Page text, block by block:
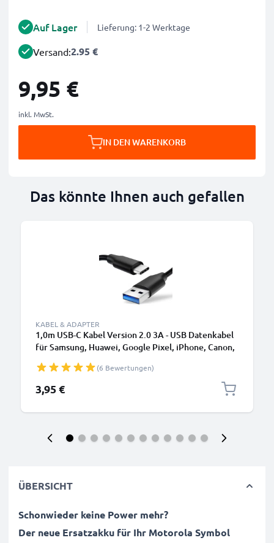
Auf Lager Lieferung: 1-2 Werktage
Versand:2.95 €
9,95 €
inkl. MwSt.
IN DEN WARENKORB
Das könnte Ihnen auch gefallen
KABEL & ADAPTER
1,0m USB-C Kabel Version 2.0 3A - USB Datenkabel
für Samsung, Huawei, Google Pixel, iPhone, Canon,
(6 Bewertungen)
3,95 €
ÜBERSICHT
Schonwieder keine Power mehr?
Der neue Ersatzakku für Ihr Motorola Symbol